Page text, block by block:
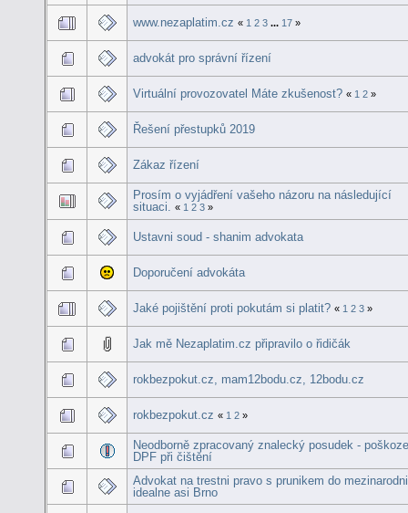
www.nezaplatim.cz « 1 2 3 ... 17 »
advokát pro správní řízení
Virtuální provozovatel Máte zkušenost? « 1 2 »
Řešení přestupků 2019
Zákaz řízení
Prosím o vyjádření vašeho názoru na následující
situaci.
« 1 2 3 »
Ustavni soud - shanim advokata
Doporučení advokáta
Jaké pojištění proti pokutám si platit? « 1 2 3 »
Jak mě Nezaplatim.cz připravilo o řidičák
rokbezpokut.cz, mam12bodu.cz, 12bodu.cz
rokbezpokut.cz « 1 2 »
Neodborně zpracovaný znalecký posudek -
DPF při čištění
Advokat na trestni pravo s prunikem do
idealne asi Brno